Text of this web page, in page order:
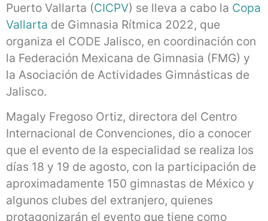
Puerto Vallarta (CICPV) se lleva a cabo la Copa
Vallarta de Gimnasia Rítmica 2022, que
organiza el CODE Jalisco, en coordinación con
la Federación Mexicana de Gimnasia (FMG) y
la Asociación de Actividades Gimnásticas de
Jalisco.
Magaly Fregoso Ortiz, directora del Centro
Internacional de Convenciones, dio a conocer
que el evento de la especialidad se realiza los
días 18 y 19 de agosto, con la participación de
aproximadamente 150 gimnastas de México y
algunos clubes del extranjero, quienes
protagonizarán el evento que tiene como